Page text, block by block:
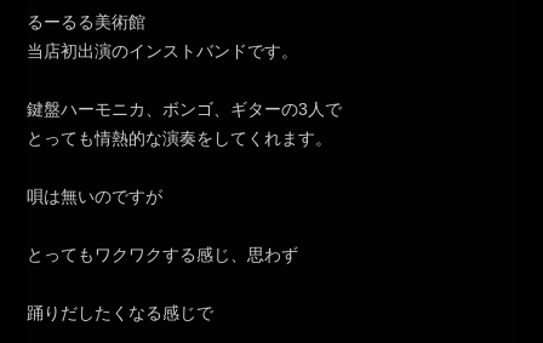
るーるる美術館
当店初出演のインストバンドです。
鍵盤ハーモニカ、ボンゴ、ギターの3人で
とっても情熱的な演奏をしてくれます。
唄は無いのですが
とってもワクワクする感じ、思わず
踊りだしたくなる感じで